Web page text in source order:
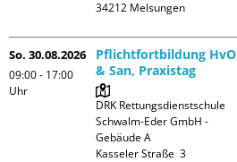
So. 30.08.2026
09:00 - 17:00
Uhr
Pflichtfortbildung HvO
& San, Praxistag
DRK Rettungsdienstschule
Schwalm-Eder GmbH -
Gebäude A
Kasseler Straße  3